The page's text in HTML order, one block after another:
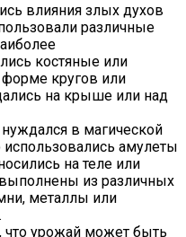
влияния злых духов
различные
костяные или
кругов или
на крыше или над
в магической
использовались амулеты
на теле или
из различных
металлы или
что урожай может быть